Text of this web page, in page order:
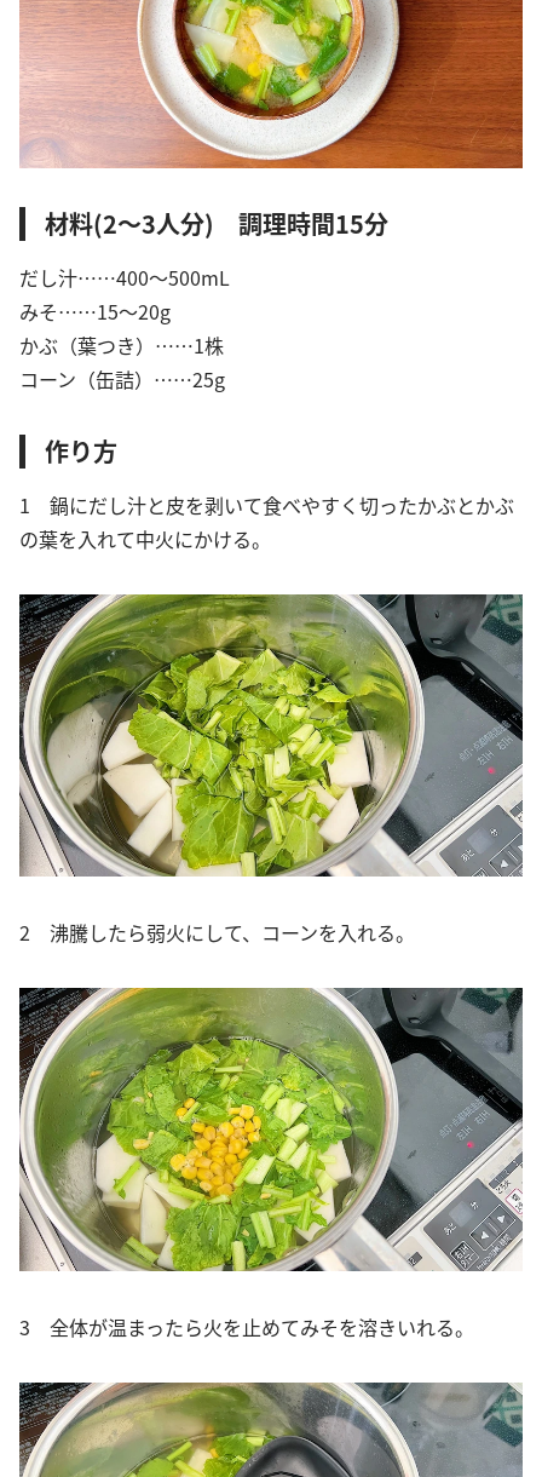
材料(2〜3人分) 調理時間15分
だし汁……400〜500mL
みそ……15〜20g
かぶ（葉つき）……1株
コーン（缶詰）……25g
作り方
1 鍋にだし汁と皮を剥いて食べやすく切ったかぶとかぶ
の葉を入れて中火にかける。
2 沸騰したら弱火にして、コーンを入れる。
3 全体が温まったら火を止めてみそを溶きいれる。